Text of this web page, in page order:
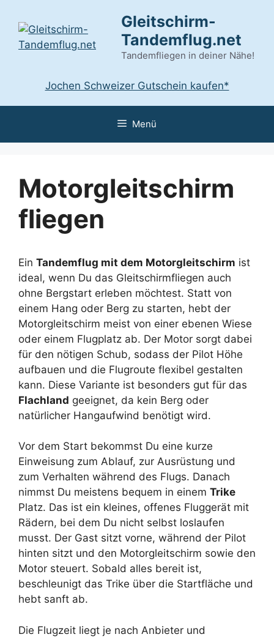
Inhalt
springen
Gleitschirm-
Tandemflug.net
Tandemfliegen in deiner Nähe!
Jochen Schweizer Gutschein kaufen*
Menü
Motorgleitschirm
fliegen
Ein Tandemflug mit dem Motorgleitschirm ist
ideal, wenn Du das Gleitschirmfliegen auch
ohne Bergstart erleben möchtest. Statt von
einem Hang oder Berg zu starten, hebt der
Motorgleitschirm meist von einer ebenen Wiese
oder einem Flugplatz ab. Der Motor sorgt dabei
für den nötigen Schub, sodass der Pilot Höhe
aufbauen und die Flugroute flexibel gestalten
kann. Diese Variante ist besonders gut für das
Flachland geeignet, da kein Berg oder
natürlicher Hangaufwind benötigt wird.
Vor dem Start bekommst Du eine kurze
Einweisung zum Ablauf, zur Ausrüstung und
zum Verhalten während des Flugs. Danach
nimmst Du meistens bequem in einem Trike
Platz. Das ist ein kleines, offenes Fluggerät mit
Rädern, bei dem Du nicht selbst loslaufen
musst. Der Gast sitzt vorne, während der Pilot
hinten sitzt und den Motorgleitschirm sowie den
Motor steuert. Sobald alles bereit ist,
beschleunigt das Trike über die Startfläche und
hebt sanft ab.
Die Flugzeit liegt je nach Anbieter und